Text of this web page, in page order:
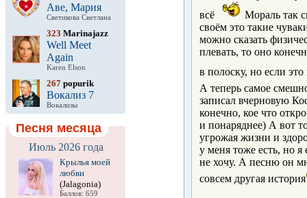
Аве, Мария
Светикова Светлана
323 Marinajazz
Well Meet
Again
Karen Elson
267 popurik
Вокализ 7
Вокализы
Песня месяца
Июль 2026 года
Крылья моей
любви
(Jalagonia)
Баллов: 659
всё
Мораль так
своём это такие
можно сказать
плевать, то оно
в полоску, но если
А теперь самое
записал вчерновую
конечно, кое что
и понаряднее) А вот
угрожая жизни и
у меня тоже есть, но
не хочу. А песню он
совсем другая история